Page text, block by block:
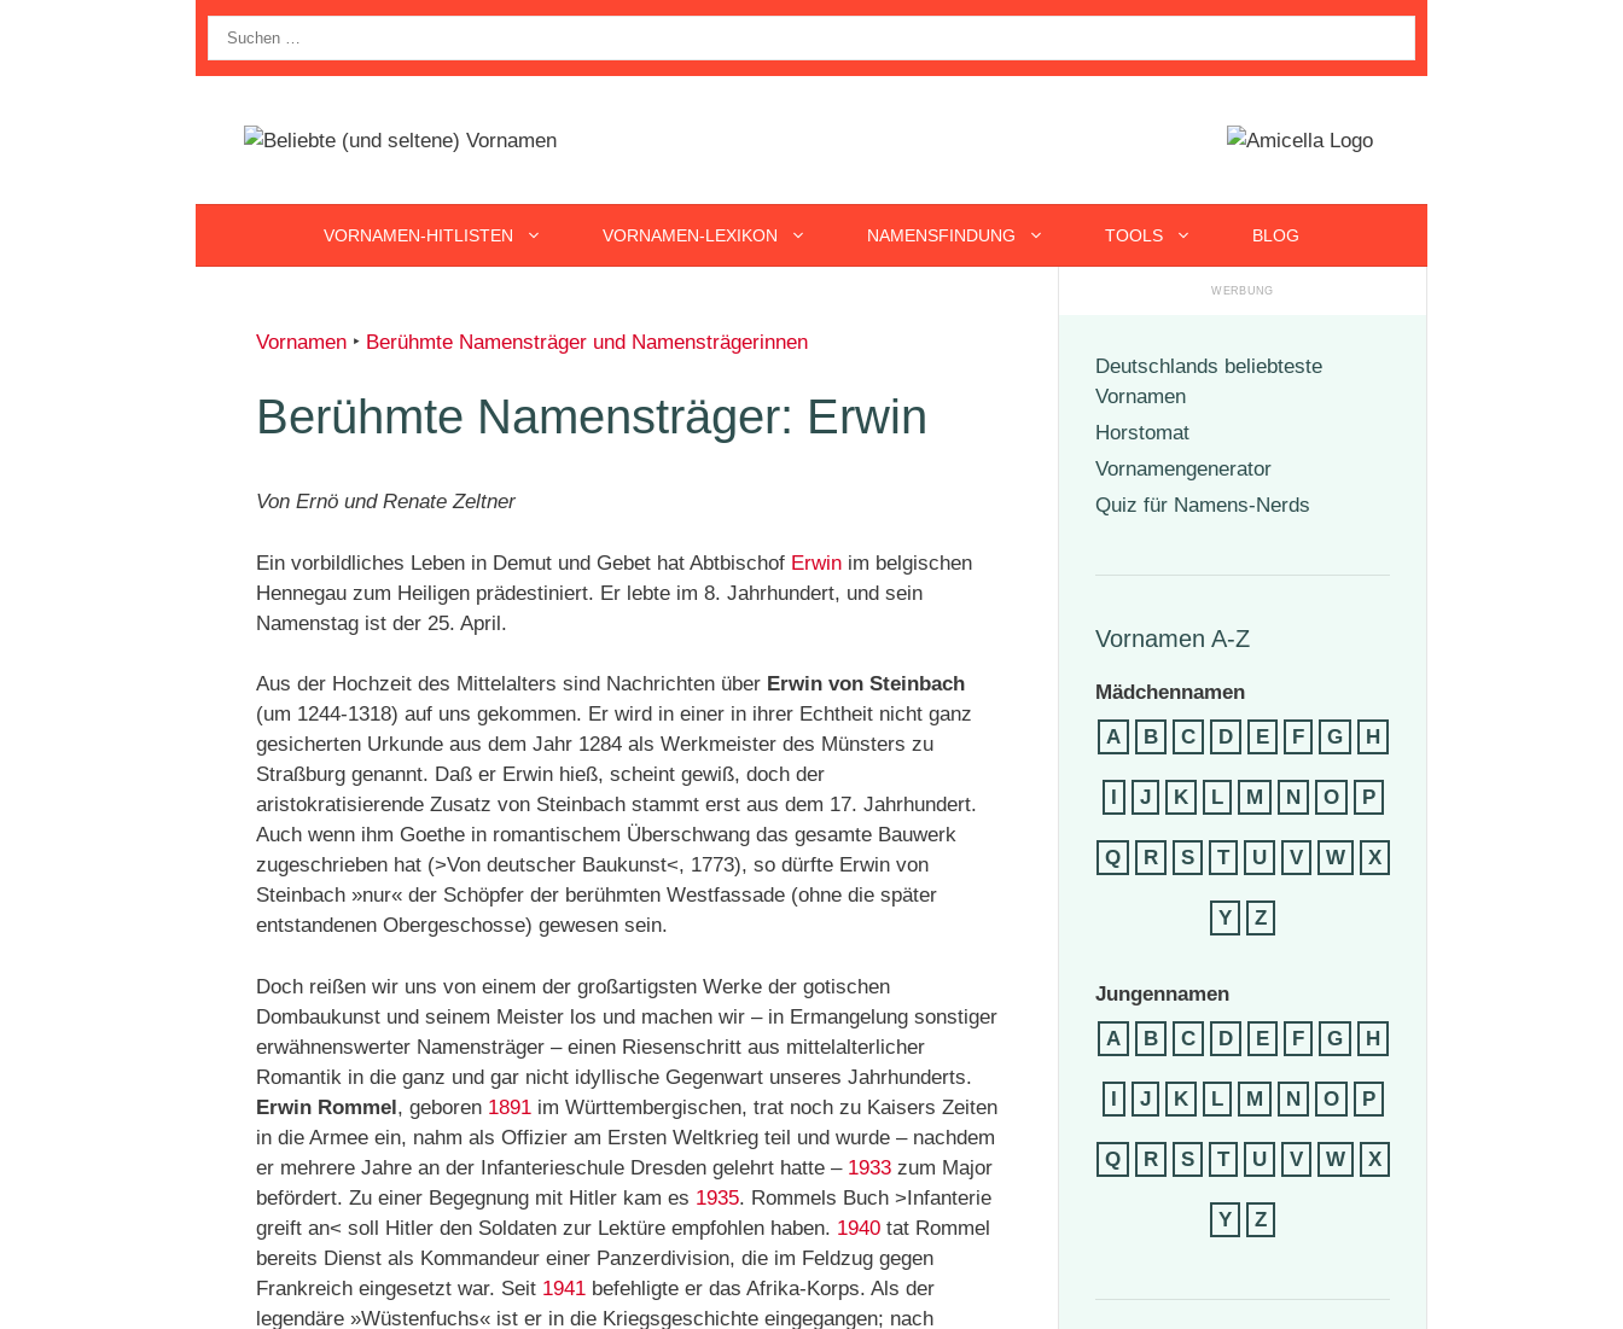
nach:
VORNAMEN-HITLISTEN VORNAMEN-LEXIKON NAMENSFINDUNG TOOLS BLOG
Vornamen ‣ Berühmte Namensträger und Namensträgerinnen
Berühmte Namensträger: Erwin
Von Ernö und Renate Zeltner
Ein vorbildliches Leben in Demut und Gebet hat Abtbischof Erwin im belgischen
Hennegau zum Heiligen prädestiniert. Er lebte im 8. Jahrhundert, und sein
Namenstag ist der 25. April.
Aus der Hochzeit des Mittelalters sind Nachrichten über Erwin von Steinbach
(um 1244-1318) auf uns gekommen. Er wird in einer in ihrer Echtheit nicht ganz
gesicherten Urkunde aus dem Jahr 1284 als Werkmeister des Münsters zu
Straßburg genannt. Daß er Erwin hieß, scheint gewiß, doch der
aristokratisierende Zusatz von Steinbach stammt erst aus dem 17. Jahrhundert.
Auch wenn ihm Goethe in romantischem Überschwang das gesamte Bauwerk
zugeschrieben hat (>Von deutscher Baukunst<, 1773), so dürfte Erwin von
Steinbach »nur« der Schöpfer der berühmten Westfassade (ohne die später
entstandenen Obergeschosse) gewesen sein.
Doch reißen wir uns von einem der großartigsten Werke der gotischen
Dombaukunst und seinem Meister los und machen wir – in Ermangelung sonstiger
erwähnenswerter Namensträger – einen Riesenschritt aus mittelalterlicher
Romantik in die ganz und gar nicht idyllische Gegenwart unseres Jahrhunderts.
Erwin Rommel, geboren 1891 im Württembergischen, trat noch zu Kaisers Zeiten
in die Armee ein, nahm als Offizier am Ersten Weltkrieg teil und wurde – nachdem
er mehrere Jahre an der Infanterieschule Dresden gelehrt hatte – 1933 zum Major
befördert. Zu einer Begegnung mit Hitler kam es 1935. Rommels Buch >Infanterie
greift an< soll Hitler den Soldaten zur Lektüre empfohlen haben. 1940 tat Rommel
bereits Dienst als Kommandeur einer Panzerdivision, die im Feldzug gegen
Frankreich eingesetzt war. Seit 1941 befehligte er das Afrika-Korps. Als der
legendäre »Wüstenfuchs« ist er in die Kriegsgeschichte eingegangen; nach
Deutschlands beliebteste
Vornamen
Horstomat
Vornamengenerator
Quiz für Namens-Nerds
Vornamen A-Z
Mädchennamen
A
B C D E F G H
I J K L M N O P
Q R S T U V W X
Y Z
Jungennamen
A
B C D E F G H
I J K L M N O P
Q R S T U V W X
Y Z